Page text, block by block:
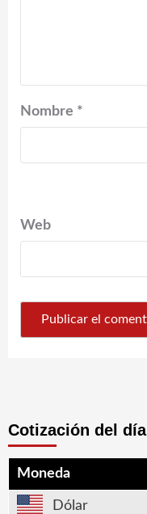
Nombre *
Web
Cotización del día
Moneda
Dólar